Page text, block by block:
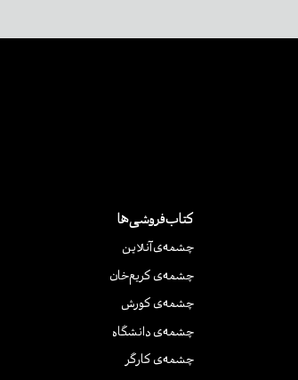
کتاب‌فروشی‌ها
چشمه‌ی آنلاین
چشمه‌ی کریم‌خان
چشمه‌ی کورش
چشمه‌ی دانشگاه
چشمه‌ی کارگر